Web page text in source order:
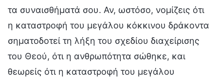
τα συναισθήματά σου. Αν, ωστόσο, νομίζεις ότι
η καταστροφή του μεγάλου κόκκινου δράκοντα
σηματοδοτεί τη λήξη του σχεδίου διαχείρισης
του Θεού, ότι η ανθρωπότητα σώθηκε, και
θεωρείς ότι η καταστροφή του μεγάλου